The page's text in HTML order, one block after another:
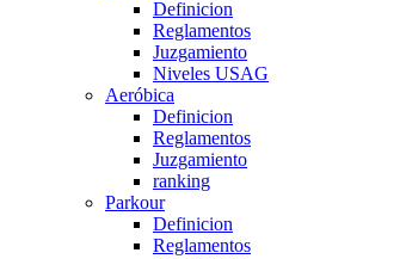
Definicion
Reglamentos
Juzgamiento
Niveles USAG
Aeróbica
Definicion
Reglamentos
Juzgamiento
ranking
Parkour
Definicion
Reglamentos